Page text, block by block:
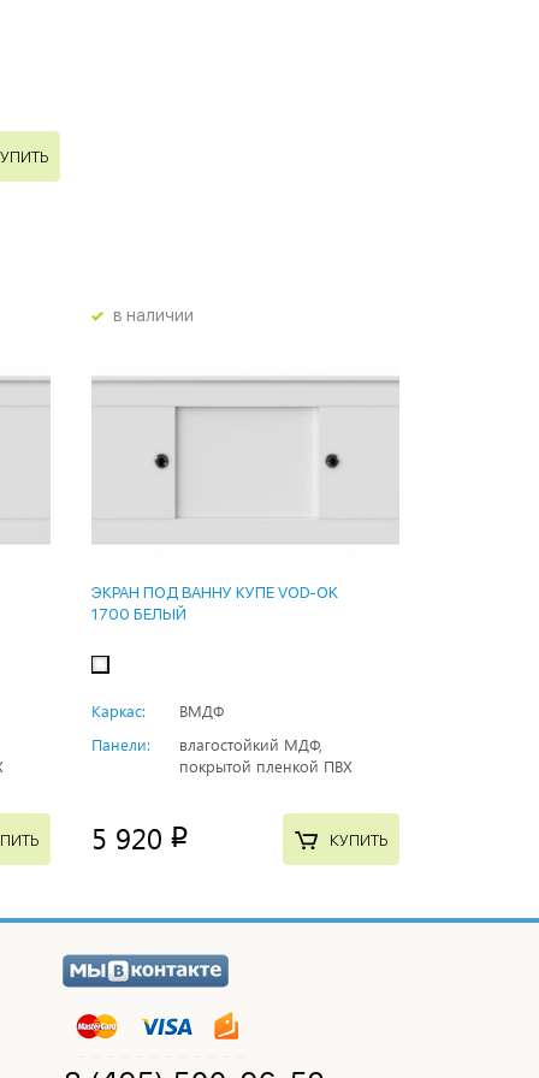
в наличии
ЭКРАН ПОД ВАННУ КУПЕ VOD-OK
1700 БЕЛЫЙ
Каркас:
ВМДФ
Панели:
влагостойкий МДФ,
покрытой пленкой ПВХ
5 920 p КУПИТЬ